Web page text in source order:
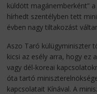
küldött magánemberként”
hírhedt szentélyben tett
évben nagy tiltakozást
Aszo Taró külügyminiszter
kicsi az esély arra, hogy ez
vagy dél-koreai
óta tartó
kapcsolatait Kínával. A